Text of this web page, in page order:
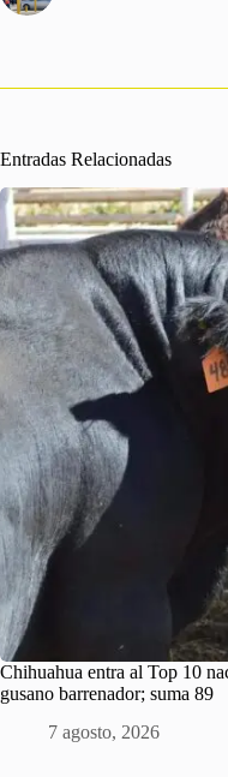
Entradas Relacionadas
Chihuahua entra al Top 10
gusano barrenador; suma 89
7 agosto, 2026